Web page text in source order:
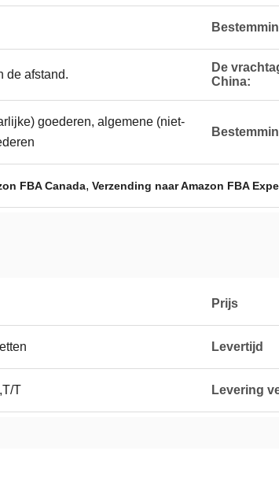
de afstand.
De
China:
goederen, algemene (niet-
FBA Canada, Verzending naar Amazon FBA
Prijs
Levertijd
T Levering